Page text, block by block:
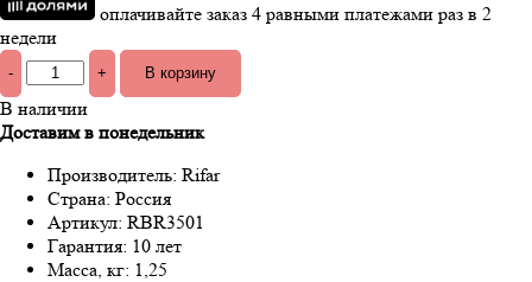
оплачивайте заказ 4 равными платежами раз в 2
недели
- +
В наличии
Доставим в понедельник
Производитель: Rifar
Страна: Россия
Артикул: RBR3501
Гарантия: 10 лет
Масса, кг: 1,25